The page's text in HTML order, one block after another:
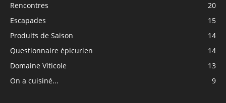
Rencontres
20
Escapades
15
Produits de Saison
14
Questionnaire épicurien
14
Domaine Viticole
13
On a cuisiné...
9